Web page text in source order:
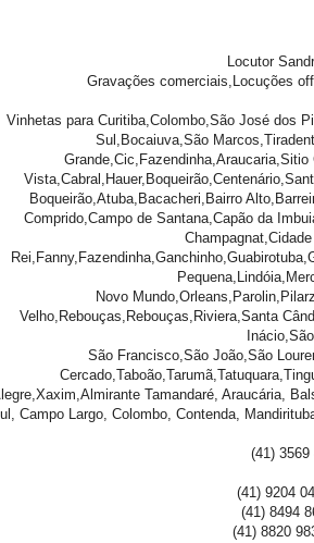
Locutor
Gravações comerciais,Locuções
Vinhetas para Curitiba,Colombo,São José dos
Sul,Bocaiuva,São
Boqueirão,Atuba,Bacacheri,Bairro
Comprido,Campo de Santana,Capão da
Novo
Velho,Rebouças,Rebouças,Riviera,Santa
São Francisco,São João,São
Tamandaré, Araucária,
Campo Largo, Colombo, Contenda,
(41) 3569
(41) 9204
(41) 8494
(41) 8820